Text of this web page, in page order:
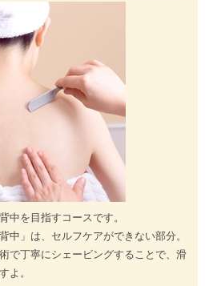
中を目指すコースです。
中」は、セルフケアができない部分。
で丁寧にシェービングすることで、滑
よ。